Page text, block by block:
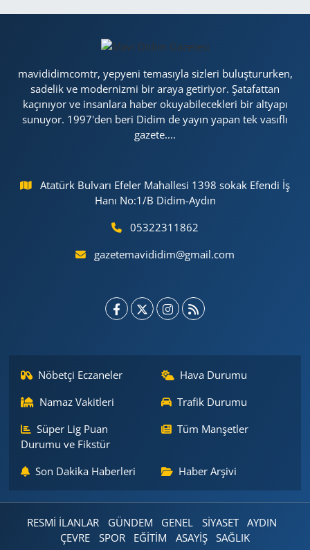
mavididimcomtr, yepyeni temasıyla sizleri buluştururken,
sadelik ve modernizmi bir araya getiriyor. Şatafattan
kaçınıyor ve insanlara haber okuyabilecekleri bir altyapı
sunuyor. 1997'den beri Didim de yayın yapan tek vasıflı
gazete....
Atatürk Bulvarı Efeler Mahallesi 1398 sokak Efendi İş
Hanı No:1/B Didim-Aydın
05322311862
gazetemavididim@gmail.com
Nöbetçi Eczaneler
Hava Durumu
Namaz Vakitleri
Trafik Durumu
Süper Lig Puan
Durumu ve Fikstür
Tüm Manşetler
Son Dakika Haberleri Haber Arşivi
RESMİ İLANLAR GÜNDEM GENEL SİYASET
AYDIN
ÇEVRE
SPOR EĞİTİM ASAYİŞ SAĞLIK